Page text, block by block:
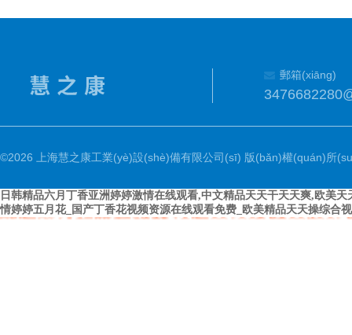
郵箱(xiāng)
©2026 上海慧之康工業(yè)設(shè)備有限公司(sī) 版(bǎn)權(quán)所
日韩精品六月丁香亚洲婷婷激情在线观看,中文精品天天干天天爽,欧美
情婷婷五月花_国产丁香花视频资源在线观看免费_欧美精品天天操综合
日韩精品六月丁香亚洲婷婷激情在线观看 中文精品天天干天天爽 欧美天天摸天天